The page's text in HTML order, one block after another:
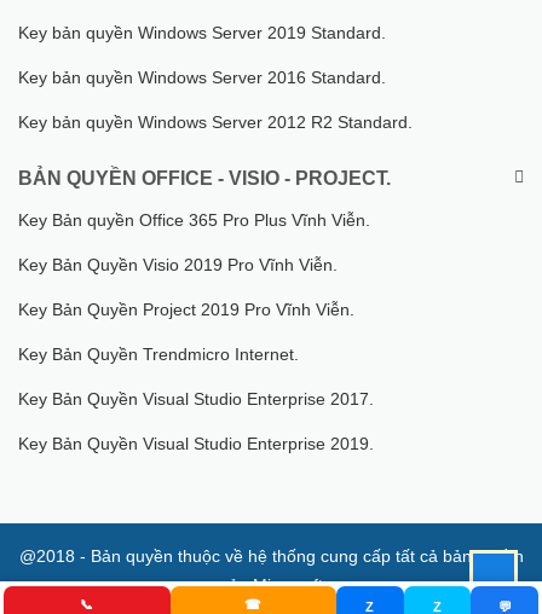
Key bản quyền Windows Server 2019 Standard.
Key bản quyền Windows Server 2016 Standard.
Key bản quyền Windows Server 2012 R2 Standard.
BẢN QUYỀN OFFICE - VISIO - PROJECT.
Key Bản quyền Office 365 Pro Plus Vĩnh Viễn.
Key Bản Quyền Visio 2019 Pro Vĩnh Viễn.
Key Bản Quyền Project 2019 Pro Vĩnh Viễn.
Key Bản Quyền Trendmicro Internet.
Key Bản Quyền Visual Studio Enterprise 2017.
Key Bản Quyền Visual Studio Enterprise 2019.
@2018 - Bản quyền thuộc về hệ thống cung cấp tất cả bản quyền
của Microsoft
📞 ☎
Z
Z
💬